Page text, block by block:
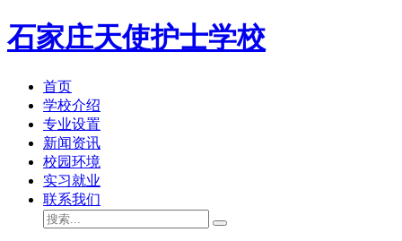
石家庄天使护士学校
首页
学校介绍
专业设置
新闻资讯
校园环境
实习就业
联系我们